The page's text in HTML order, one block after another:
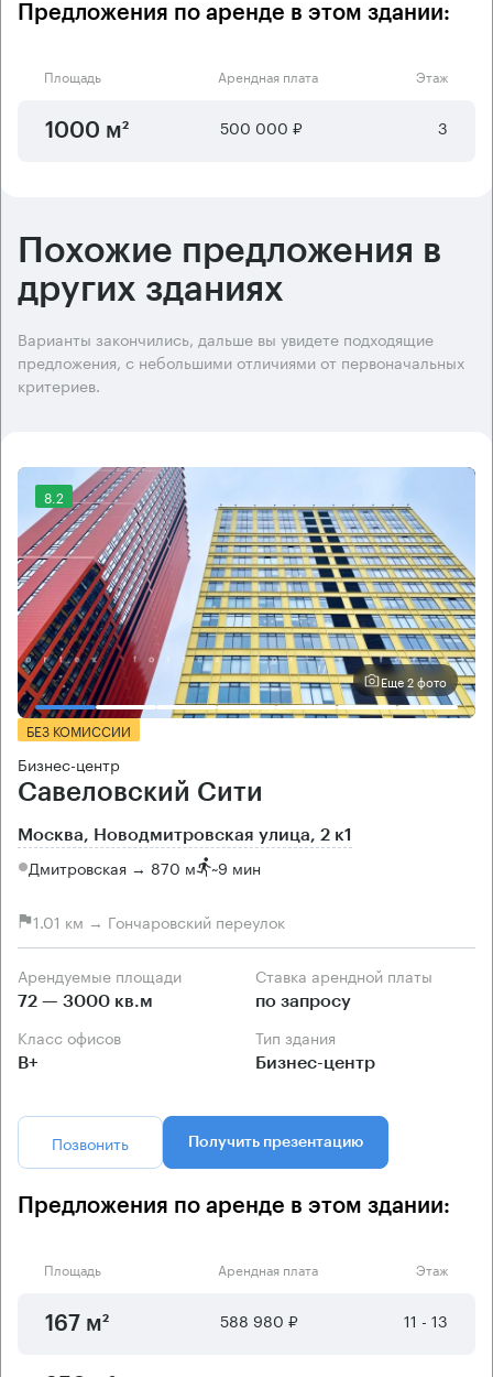
Предложения по аренде в этом здании:
Площадь Арендная плата Этаж
1000 м² 500 000 ₽ 3
Похожие предложения в
других зданиях
Варианты закончились, дальше вы увидете подходящие
предложения, с небольшими отличиями от первоначальных
критериев.
8.2
Еще 2 фото
БЕЗ КОМИССИИ
Бизнес-центр
Савеловский Сити
Москва, Новодмитровская улица, 2 к1
Дмитровская → 870 м ~9 мин
1.01 км → Гончаровский переулок
Арендуемые площади
72 — 3000 кв.м
Ставка арендной платы
по запросу
Класс офисов
B+
Тип здания
Бизнес-центр
Позвонить Получить презентацию
Предложения по аренде в этом здании:
Площадь Арендная плата Этаж
167 м² 588 980 ₽ 11 - 13